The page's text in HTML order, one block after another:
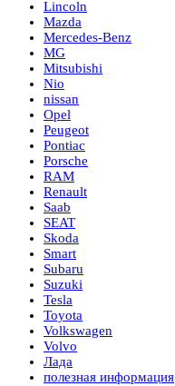
Lincoln
Mazda
Mercedes-Benz
MG
Mitsubishi
Nio
nissan
Opel
Peugeot
Pontiac
Porsche
RAM
Renault
Saab
SEAT
Skoda
Smart
Subaru
Suzuki
Tesla
Toyota
Volkswagen
Volvo
Лада
полезная информация